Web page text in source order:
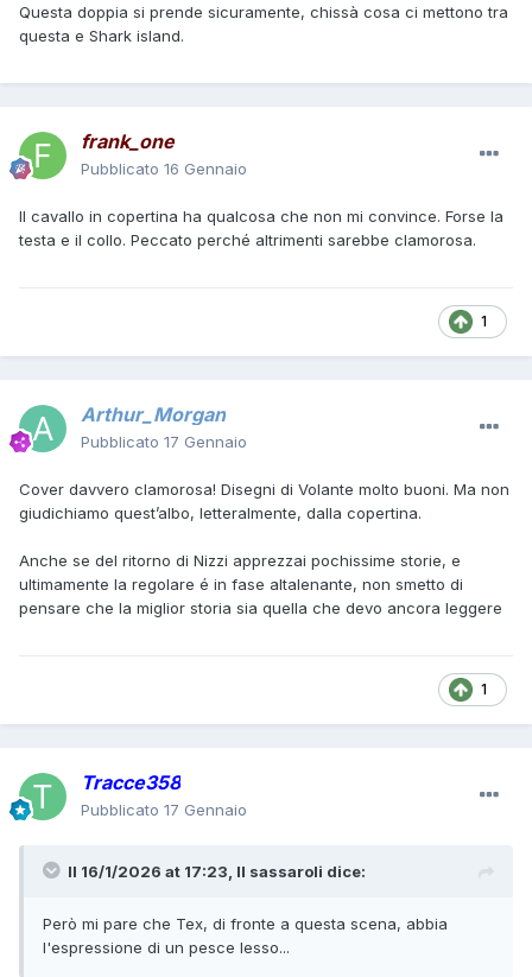
Questa doppia si prende sicuramente, chissà cosa ci mettono tra
questa e Shark island.
frank_one
Pubblicato 16 Gennaio
Il cavallo in copertina ha qualcosa che non mi convince. Forse la
testa e il collo. Peccato perché altrimenti sarebbe clamorosa.
1
Arthur_Morgan
Pubblicato 17 Gennaio
Cover davvero clamorosa! Disegni di Volante molto buoni. Ma non
giudichiamo quest’albo, letteralmente, dalla copertina.
Anche se del ritorno di Nizzi apprezzai pochissime storie, e
ultimamente la regolare é in fase altalenante, non smetto di
pensare che la miglior storia sia quella che devo ancora leggere
1
Tracce358
Pubblicato 17 Gennaio
Il 16/1/2026 at 17:23, Il sassaroli dice:
Però mi pare che Tex, di fronte a questa scena, abbia
l'espressione di un pesce lesso...